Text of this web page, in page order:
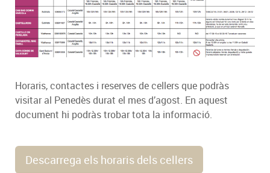
Horaris, contactes i reserves de cellers que podràs
visitar al Penedès durat el mes d’agost. En aquest
document hi podràs trobar tota la informació.
Descarrega els horaris dels cellers